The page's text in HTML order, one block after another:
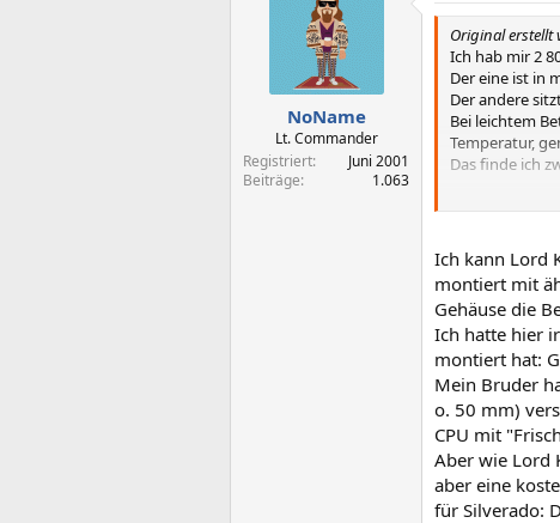
NoName
Lt. Commander
Registriert
Juni 2001
Beiträge
1.063
Original erstellt
Ich hab mir 2
Der eine ist in
Der andere
Bei leichtem
Temperatur,
Das finde ich
AMD ATHLON
ECS
2 x 128 MB
40 GB Fujitsu
NEC DVD (12x /
Artec Brener
ERAZOR III LT
+ Soundkarte
AMD
Ich kann Lord
montiert mit
Gehäuse die
Ich hatte hier
montiert hat:
Mein Bruder
o. 50 mm)
CPU mit
Aber wie Lord
aber eine
für Silverado: